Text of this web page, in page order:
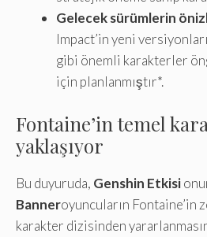
Gelecek sürümlerin
Impact’in yeni
gibi önemli karakterler
için planlanmıştır*.
Fontaine’in temel
yaklaşıyor
Bu duyuruda, Genshin Etkisi
Banneroyuncuların Fontaine’in
karakter dizisinden